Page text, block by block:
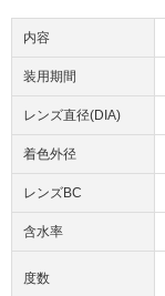
内容
装用期間
レンズ直径(DIA)
着色外径
レンズBC
含水率
度数